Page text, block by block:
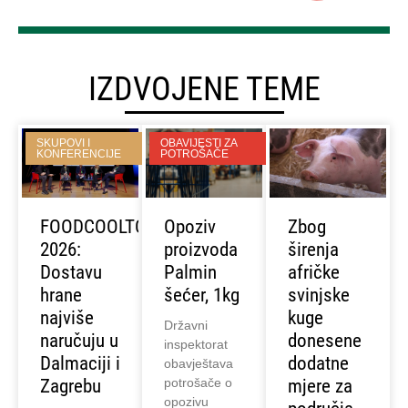
IZDVOJENE TEME
SKUPOVI I
KONFERENCIJE
FOODCOOLTOUR
2026:
Dostavu
hrane
najviše
naručuju u
Dalmaciji i
Zagrebu
OBAVIJESTI ZA
POTROŠAČE
Opoziv
proizvoda
Palmin
šećer, 1kg
Državni
inspektorat
obavještava
potrošače o
opozivu
Zbog
širenja
afričke
svinjske
kuge
donesene
dodatne
mjere za